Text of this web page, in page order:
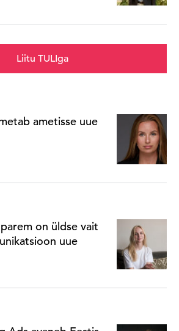
Liitu TULIga
ametisse uue
on üldse vait
uue